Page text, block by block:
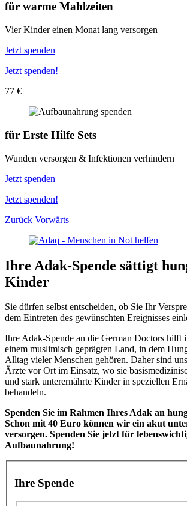
für warme Mahlzeiten
Vier Kinder einen Monat lang versorgen
Jetzt spenden
Jetzt spenden!
77 €
für Erste Hilfe Sets
Wunden versorgen & Infektionen verhindern
Jetzt spenden
Jetzt spenden!
Zurück Vorwärts
Ihre Adak-Spende sättigt
Kinder
Sie dürfen selbst ent­scheiden, ob Sie Ihr
dem Ein­treten des gewün­schten Ereignisses
Ihre Adak-Spende an die German Doctors hilft
einem mus­limisch geprägten Land, in dem
Alltag vieler Menschen gehören. Daher sind
Ärzte vor Ort im Einsatz, wo sie
und stark unter­ernährte Kinder in speziellen
behandeln.
Spenden Sie im Rahmen Ihres Adak an
Schon mit 40 Euro können wir ein akut
versorgen. Spenden Sie jetzt für
Aufbaunahrung!
Ihre Spende